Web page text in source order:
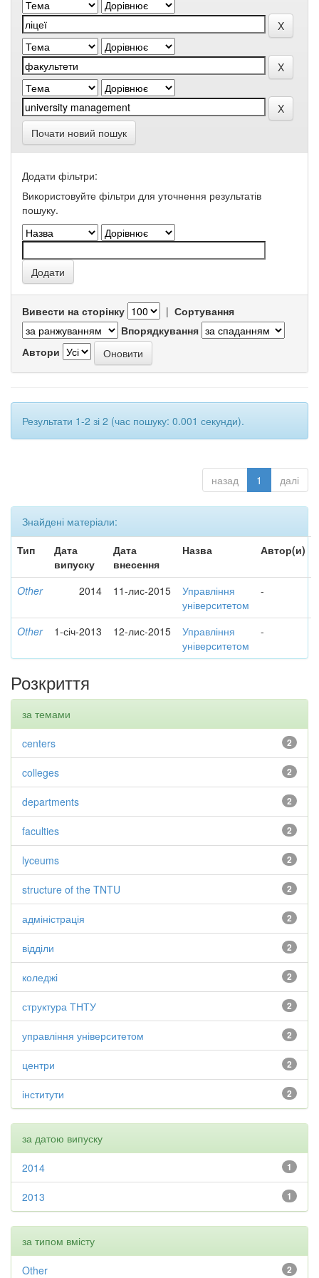
Почати новий пошук
Додати фільтри:
Використовуйте фільтри для уточнення результатів
пошуку.
Вивести на сторінку | Сортування
Впорядкування
Автори
Результати 1-2 зі 2 (час пошуку: 0.001 секунди).
назад 1 далі
Знайдені матеріали:
Тип
Дата
випуску
Дата
внесення
Назва Автор(и)
Other 2014 11-лис-2015
Управління
університетом
-
Other 1-січ-2013 12-лис-2015
Управління
університетом
-
Розкриття
за темами
2
centers
2
colleges
2
departments
2
faculties
2
lyceums
2
structure of the TNTU
2
адміністрація
2
відділи
2
коледжі
2
структура ТНТУ
2
управління університетом
2
центри
2
інститути
за датою випуску
1
2014
1
2013
за типом вмісту
2
Other